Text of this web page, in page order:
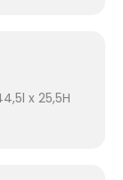
x 25,5H